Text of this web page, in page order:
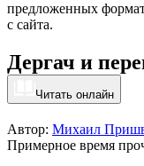
предложенных
с сайта.
Дергач и
Читать онлайн
Автор: Михаил
Примерное время